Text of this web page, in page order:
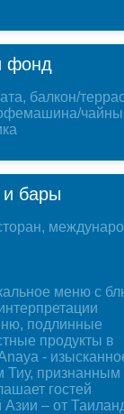
фонд
балкон/
и бары
меню с
подлинные
продукты в
-
Тиу, признанным
гостей
Азии – от